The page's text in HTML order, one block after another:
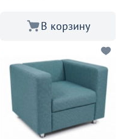
В корзину